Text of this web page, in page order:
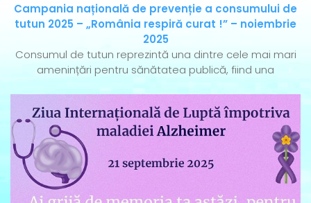
Campania națională de prevenție a consumului de
tutun 2025 – „România respiră curat !” – noiembrie
2025
Consumul de tutun reprezintă una dintre cele mai mari
amenințări pentru sănătatea publică, fiind una